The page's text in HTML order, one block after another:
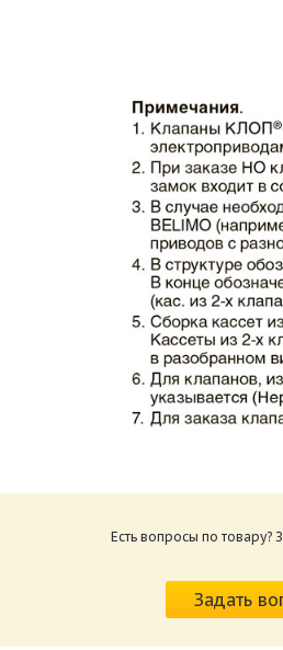
ВИНГС-М КЛОП-2.pdf
приводов КЛОП-2.pdf
Размер: 259.6 Кб
Есть вопросы по товару?
Задать